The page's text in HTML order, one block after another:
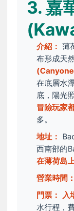
3. 嘉
介紹： 薄
布形成天
在底層水
底，陽光
冒險玩家
多。
地址：
西南部的
在薄荷島
營業時間：
門票： 入
水行程，